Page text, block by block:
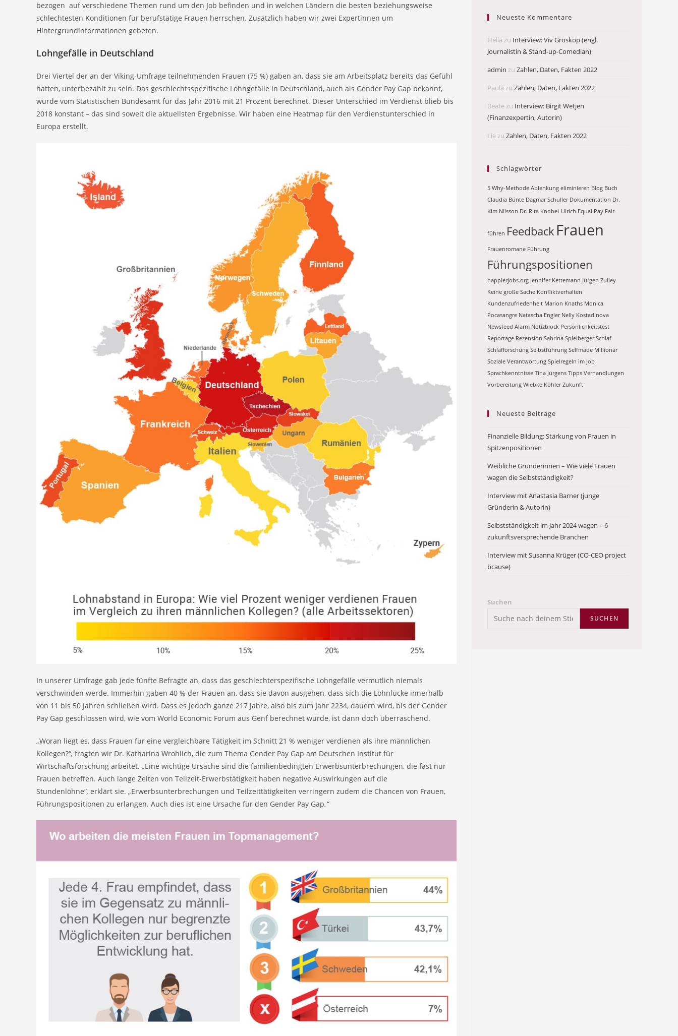
bezogen auf verschiedene Themen rund um den Job befinden und in welchen Ländern die besten beziehungsweise
schlechtesten Konditionen für berufstätige Frauen herrschen. Zusätzlich haben wir zwei Expertinnen um
Hintergrundinformationen gebeten.
Lohngefälle in Deutschland
Drei Viertel der an der Viking-Umfrage teilnehmenden Frauen (75 %) gaben an, dass sie am Arbeitsplatz bereits das Gefühl
hatten, unterbezahlt zu sein. Das geschlechtsspezifische Lohngefälle in Deutschland, auch als Gender Pay Gap bekannt,
wurde vom Statistischen Bundesamt für das Jahr 2016 mit 21 Prozent berechnet. Dieser Unterschied im Verdienst blieb bis
2018 konstant – das sind soweit die aktuellsten Ergebnisse. Wir haben eine Heatmap für den Verdienstunterschied in
Europa erstellt.
In unserer Umfrage gab jede fünfte Befragte an, dass das geschlechterspezifische Lohngefälle vermutlich niemals
verschwinden werde. Immerhin gaben 40 % der Frauen an, dass sie davon ausgehen, dass sich die Lohnlücke innerhalb
von 11 bis 50 Jahren schließen wird. Dass es jedoch ganze 217 Jahre, also bis zum Jahr 2234, dauern wird, bis der Gender
Pay Gap geschlossen wird, wie vom World Economic Forum aus Genf berechnet wurde, ist dann doch überraschend.
„Woran liegt es, dass Frauen für eine vergleichbare Tätigkeit im Schnitt 21 % weniger verdienen als ihre männlichen
Kollegen?“, fragten wir Dr. Katharina Wrohlich, die zum Thema Gender Pay Gap am Deutschen Institut für
Wirtschaftsforschung arbeitet. „Eine wichtige Ursache sind die familienbedingten Erwerbsunterbrechungen, die fast nur
Frauen betreffen. Auch lange Zeiten von Teilzeit-Erwerbstätigkeit haben negative Auswirkungen auf die
Stundenlöhne“, erklärt sie. „Erwerbsunterbrechungen und Teilzeittätigkeiten verringern zudem die Chancen von Frauen,
Führungspositionen zu erlangen. Auch dies ist eine Ursache für den Gender Pay Gap.“
Neueste Kommentare
Hella zu Interview: Viv Groskop (engl.
Journalistin & Stand-up-Comedian)
admin zu Zahlen, Daten, Fakten 2022
Paula zu Zahlen, Daten, Fakten 2022
Beatezu Interview: Birgit Wetjen
(Finanzexpertin, Autorin)
Lia zu Zahlen, Daten, Fakten 2022
Schlagwörter
5 Why-Methode Ablenkung eliminieren Blog Buch
Claudia Bünte Dagmar Schuller Dokumentation Dr.
Kim Nilsson Dr. Rita Knobel-Ulrich Equal Pay Fair
führen Feedback Frauen
Frauenromane Führung
Führungspositionen
happierjobs.org Jennifer Kettemann Jürgen Zulley
Keine große Sache Konfliktverhalten
Kundenzufriedenheit Marion Knaths Monica
Pocasangre Natascha Engler Nelly Kostadinova
Newsfeed Alarm Notizblock Persönlichkeitstest
Reportage Rezension Sabrina Spielberger Schlaf
Schlafforschung Selbstführung Selfmade Millionär
Soziale Verantwortung Spielregeln im Job
Sprachkenntnisse Tina Jürgens Tipps Verhandlungen
Vorbereitung Wiebke Köhler Zukunft
Neueste Beiträge
Finanzielle Bildung: Stärkung von Frauen in
Spitzenpositionen
Weibliche Gründerinnen – Wie viele Frauen
wagen die Selbstständigkeit?
Interview mit Anastasia Barner (junge
Gründerin & Autorin)
Selbstständigkeit im Jahr 2024 wagen – 6
zukunftsversprechende Branchen
Interview mit Susanna Krüger (CO-CEO project
bcause)
Suchen
SUCHEN